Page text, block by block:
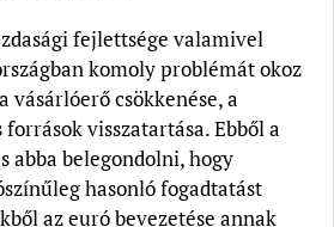
fejlettsége valamivel
komoly problémát okoz
vásárlóerő csökkenése, a
visszatartása. Ebből a
abba belegondolni, hogy
hasonló fogadtatást
az euró bevezetése annak